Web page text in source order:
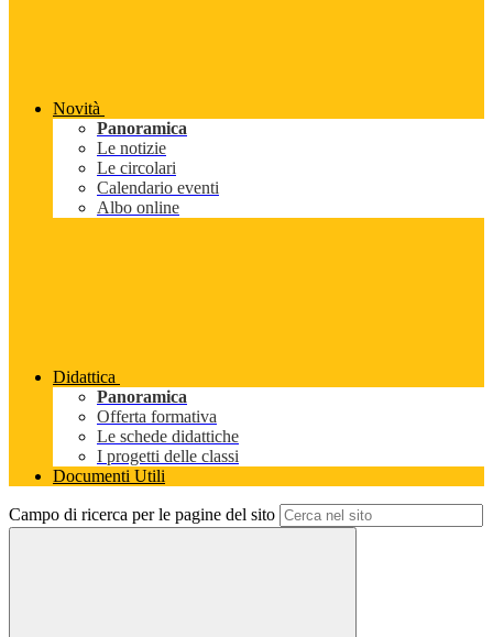
Novità
Panoramica
Le notizie
Le circolari
Calendario eventi
Albo online
Didattica
Panoramica
Offerta formativa
Le schede didattiche
I progetti delle classi
Documenti Utili
Campo di ricerca per le pagine del sito